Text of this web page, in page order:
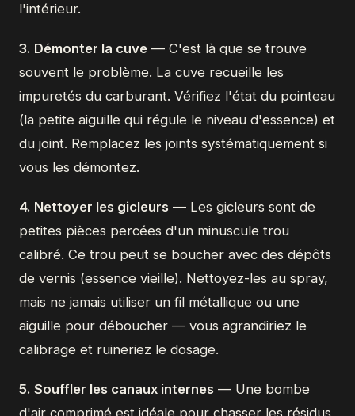
l'intérieur.
3. Démonter la cuve — C'est là que se trouve
souvent le problème. La cuve recueille les
impuretés du carburant. Vérifiez l'état du pointeau
(la petite aiguille qui régule le niveau d'essence) et
du joint. Remplacez les joints systématiquement si
vous les démontez.
4. Nettoyer les gicleurs — Les gicleurs sont de
petites pièces percées d'un minuscule trou
calibré. Ce trou peut se boucher avec des dépôts
de vernis (essence vieille). Nettoyez-les au spray,
mais ne jamais utiliser un fil métallique ou une
aiguille pour déboucher — vous agrandiriez le
calibrage et ruineriez le dosage.
5. Souffler les canaux internes — Une bombe
d'air comprimé est idéale pour chasser les résidus